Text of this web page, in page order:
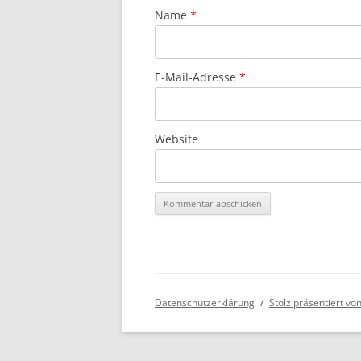
Name *
E-Mail-Adresse *
Website
Datenschutzerklärung Stolz präsentiert